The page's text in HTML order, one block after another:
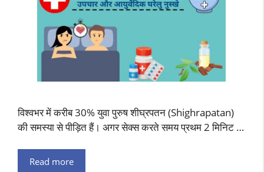
विश्वभर में करीब 30% युवा पुरुष शीघ्रपतन (Shighrapatan)
की समस्या से पीड़ित हैं। अगर सेक्स करते समय प्रथम 2 मिनिट …
Read more